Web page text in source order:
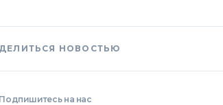
НОВОСТЬЮ
на нас